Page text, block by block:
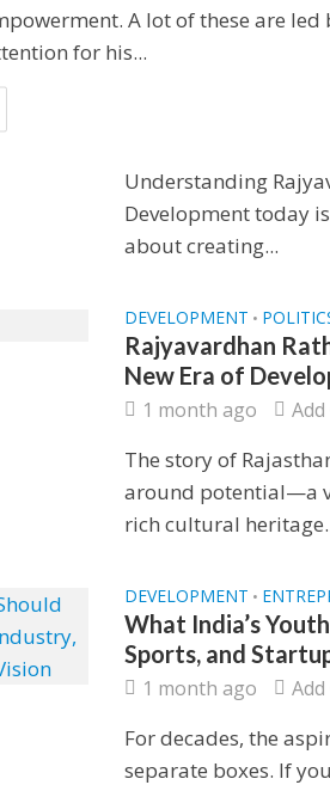
A lot of these are led
for his...
Why
Understanding
Development today
about creating...
DEVELOPMENT •
Rajyavardhan
New Era of
1 month ago
The story of
around potential—a
rich cultural
DEVELOPMENT •
What India’s
Sports, and
1 month ago
For decades, the
separate boxes. If